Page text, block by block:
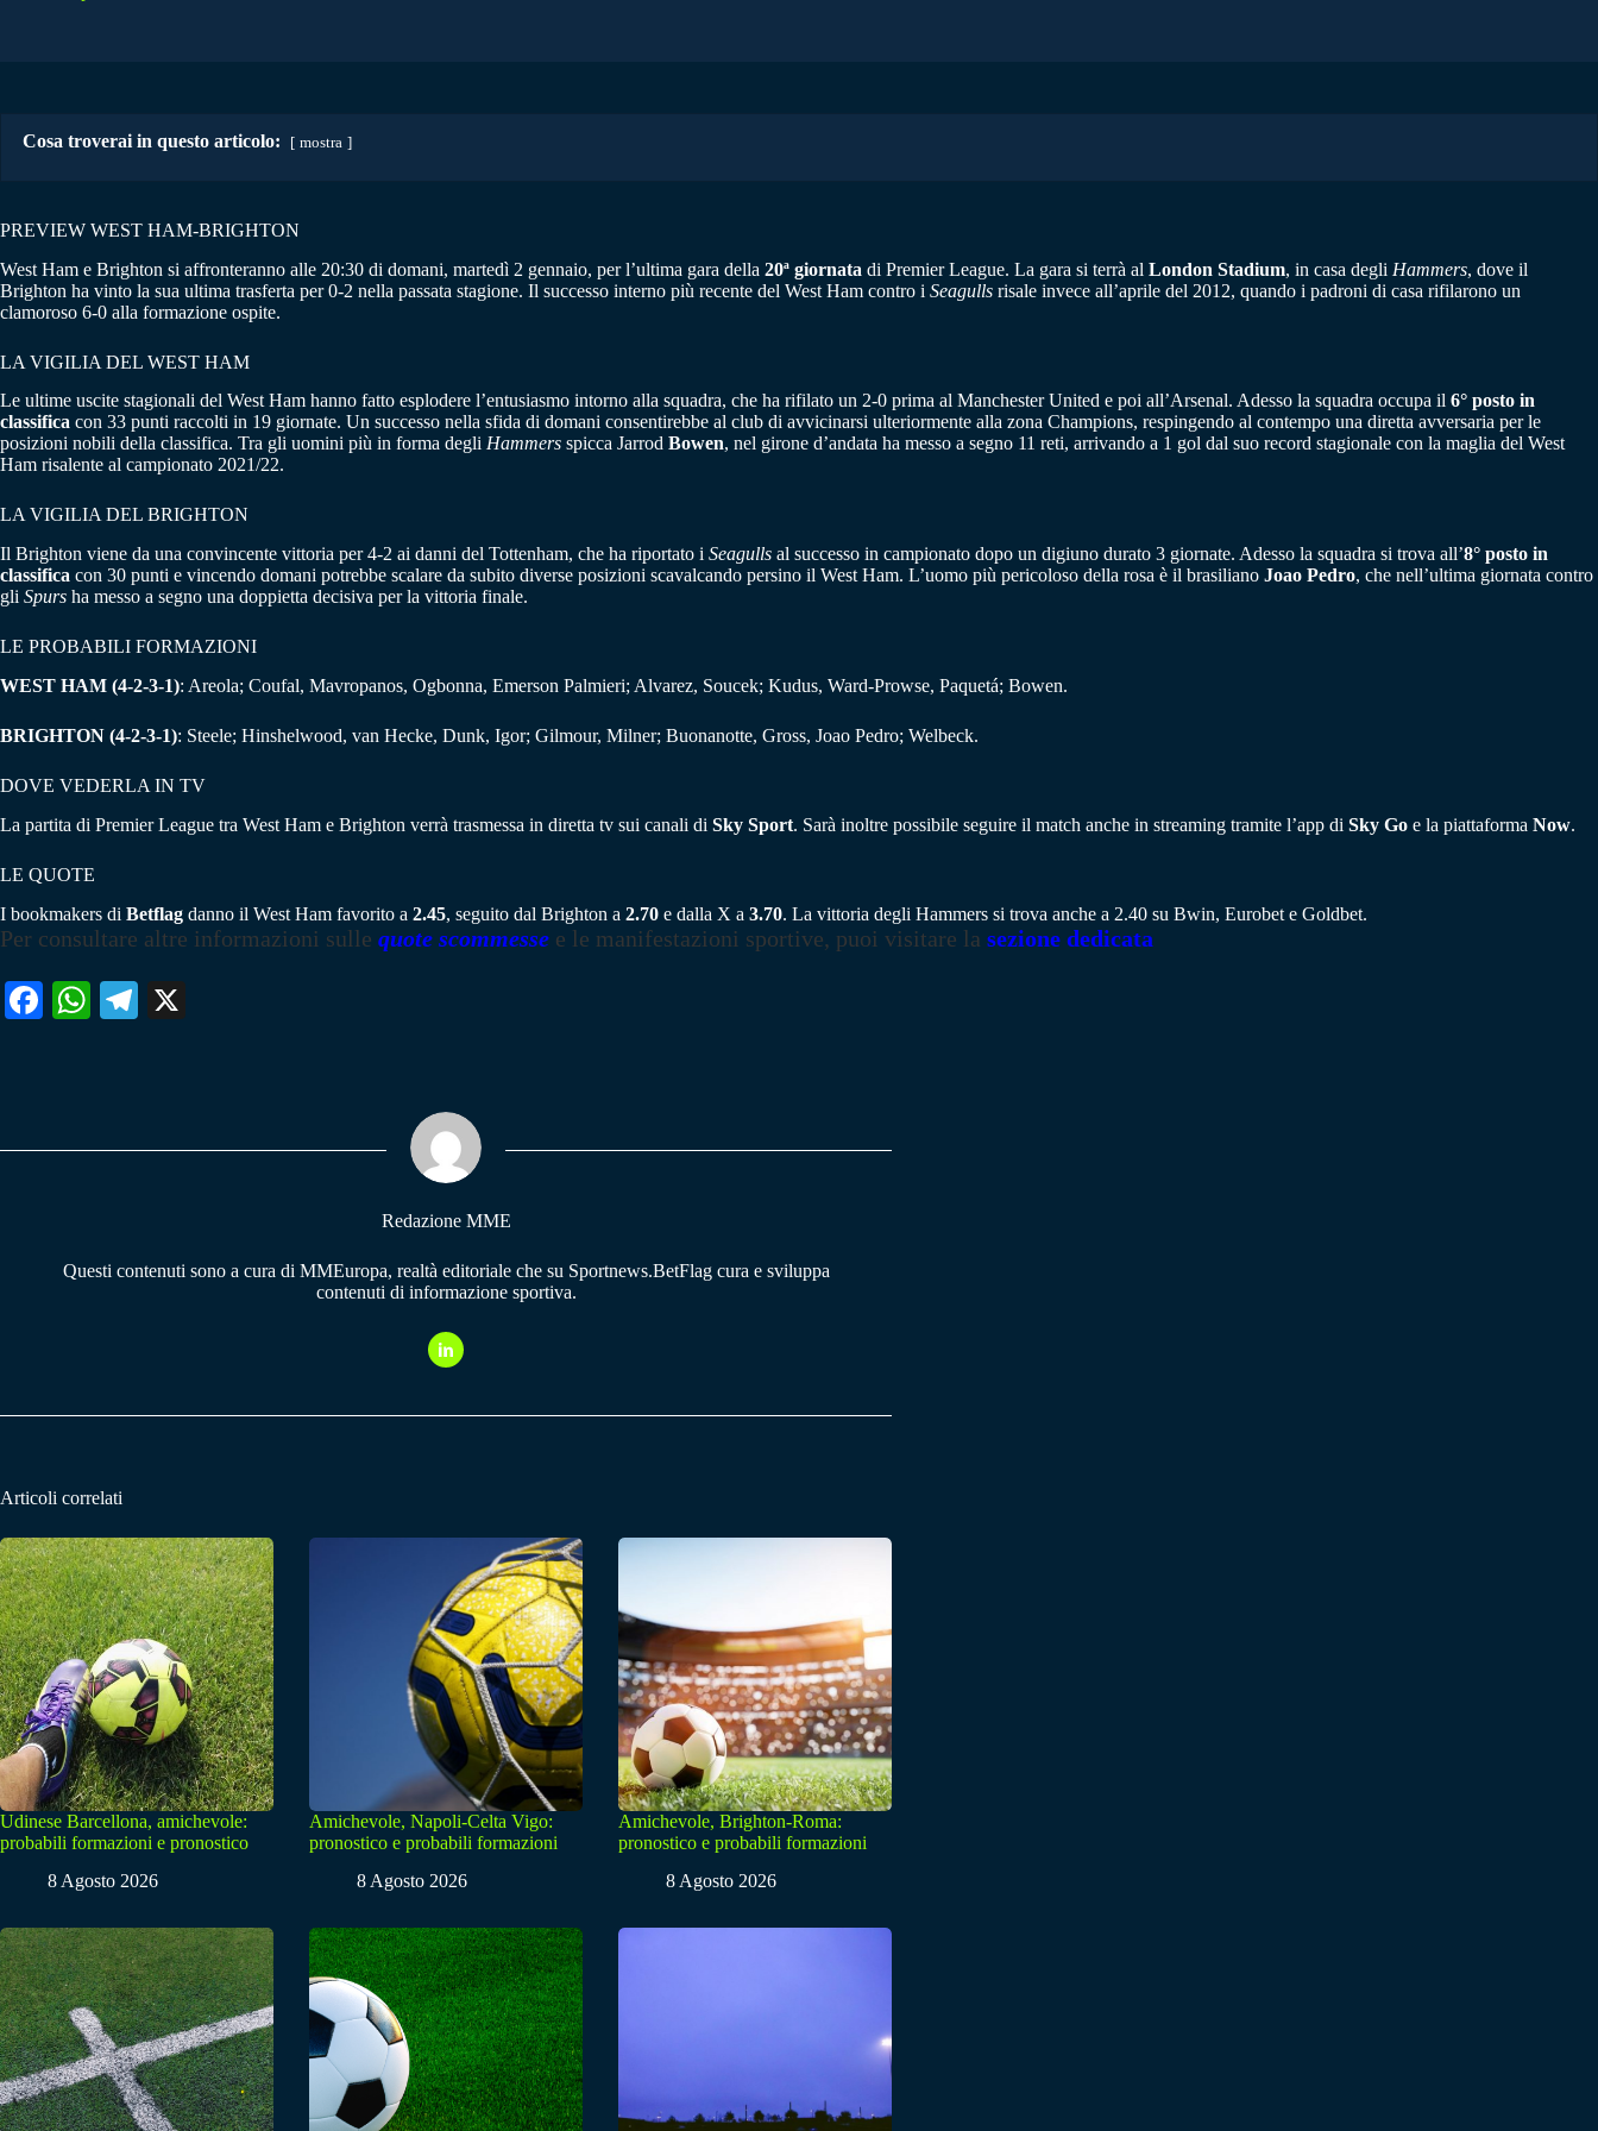
Cosa troverai in questo articolo: mostra
PREVIEW WEST HAM-BRIGHTON
West Ham e Brighton si affronteranno alle 20:30 di domani, martedì 2 gennaio, per l’ultima gara della 20ª giornata di Premier League. La gara si terrà al London Stadium, in casa degli Hammers, dove il
Brighton ha vinto la sua ultima trasferta per 0-2 nella passata stagione. Il successo interno più recente del West Ham contro i Seagulls risale invece all’aprile del 2012, quando i padroni di casa rifilarono un
clamoroso 6-0 alla formazione ospite.
LA VIGILIA DEL WEST HAM
Le ultime uscite stagionali del West Ham hanno fatto esplodere l’entusiasmo intorno alla squadra, che ha rifilato un 2-0 prima al Manchester United e poi all’Arsenal. Adesso la squadra occupa il 6° posto in
classifica con 33 punti raccolti in 19 giornate. Un successo nella sfida di domani consentirebbe al club di avvicinarsi ulteriormente alla zona Champions, respingendo al contempo una diretta avversaria per le
posizioni nobili della classifica. Tra gli uomini più in forma degli Hammers spicca Jarrod Bowen, nel girone d’andata ha messo a segno 11 reti, arrivando a 1 gol dal suo record stagionale con la maglia del West
Ham risalente al campionato 2021/22.
LA VIGILIA DEL BRIGHTON
Il Brighton viene da una convincente vittoria per 4-2 ai danni del Tottenham, che ha riportato i Seagulls al successo in campionato dopo un digiuno durato 3 giornate. Adesso la squadra si trova all’8° posto in
classifica con 30 punti e vincendo domani potrebbe scalare da subito diverse posizioni scavalcando persino il West Ham. L’uomo più pericoloso della rosa è il brasiliano Joao Pedro, che nell’ultima giornata contro
gli Spurs ha messo a segno una doppietta decisiva per la vittoria finale.
LE PROBABILI FORMAZIONI
WEST HAM (4-2-3-1): Areola; Coufal, Mavropanos, Ogbonna, Emerson Palmieri; Alvarez, Soucek; Kudus, Ward-Prowse, Paquetá; Bowen.
BRIGHTON (4-2-3-1): Steele; Hinshelwood, van Hecke, Dunk, Igor; Gilmour, Milner; Buonanotte, Gross, Joao Pedro; Welbeck.
DOVE VEDERLA IN TV
La partita di Premier League tra West Ham e Brighton verrà trasmessa in diretta tv sui canali di Sky Sport. Sarà inoltre possibile seguire il match anche in streaming tramite l’app di Sky Go e la piattaforma Now.
LE QUOTE
I bookmakers di Betflag danno il West Ham favorito a 2.45, seguito dal Brighton a 2.70 e dalla X a 3.70. La vittoria degli Hammers si trova anche a 2.40 su Bwin, Eurobet e Goldbet.
Per consultare altre informazioni sulle quote scommesse e le manifestazioni sportive, puoi visitare la sezione dedicata
Fa W
pp
Te
m
Redazione MME
Questi contenuti sono a cura di MMEuropa, realtà editoriale che su Sportnews.BetFlag cura e sviluppa
contenuti di informazione sportiva.
Articoli correlati
Udinese Barcellona, amichevole:
probabili formazioni e pronostico
8 Agosto 2026
Amichevole, Napoli-Celta Vigo:
pronostico e probabili formazioni
8 Agosto 2026
Amichevole, Brighton-Roma:
pronostico e probabili formazioni
8 Agosto 2026